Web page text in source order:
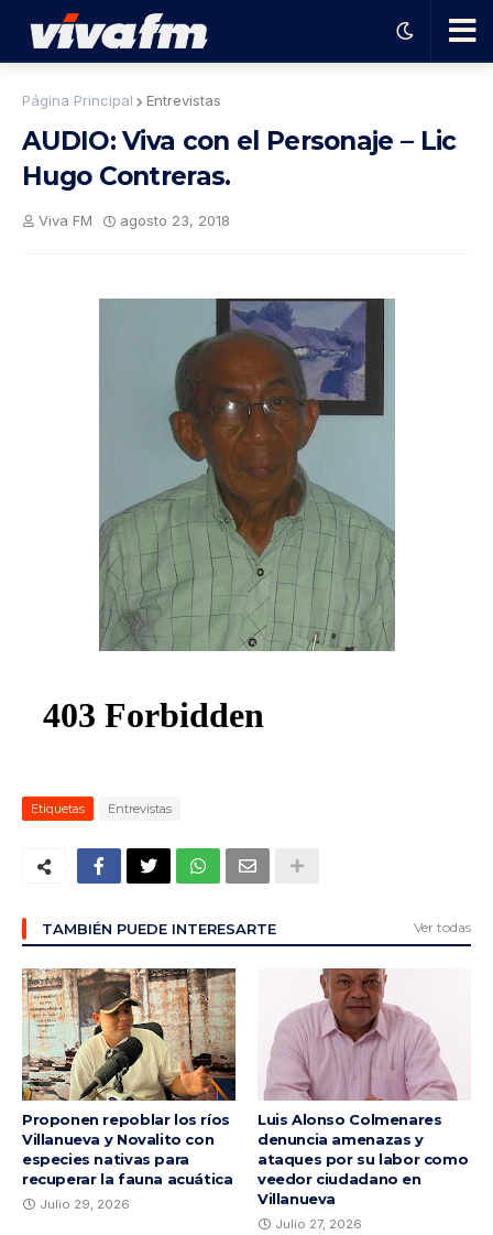
Ha
ma
Página Principal Entrevistas
AUDIO: Viva con el Personaje – Lic
Hugo Contreras.
Viva FM agosto 23, 2018
Etiquetas Entrevistas
TAMBIÉN PUEDE INTERESARTE Ver todas
Proponen repoblar los ríos
Villanueva y Novalito con
especies nativas para
recuperar la fauna acuática
Julio 29, 2026
Luis Alonso Colmenares
denuncia amenazas y
ataques por su labor como
veedor ciudadano en
Villanueva
Julio 27, 2026